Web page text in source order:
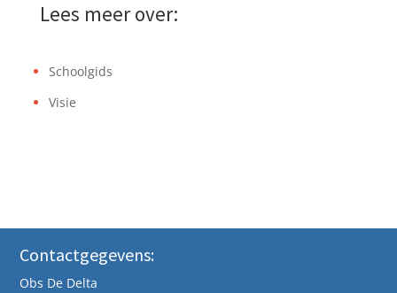
Lees meer over:
Schoolgids
Visie
Contactgegevens:
Obs De Delta